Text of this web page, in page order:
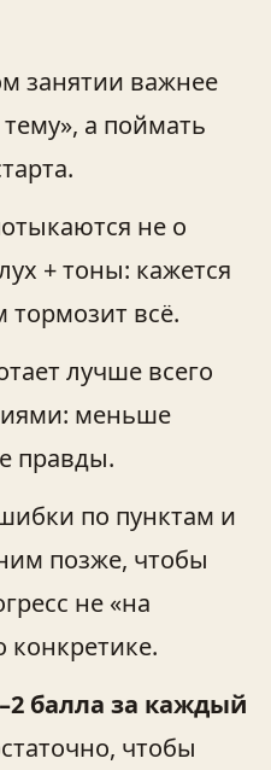
занятии важнее
а поймать
не о
+ тоны: кажется
всё.
лучше всего
меньше
правды.
по пунктам и
позже, чтобы
не «на
балла за каждый
чтобы